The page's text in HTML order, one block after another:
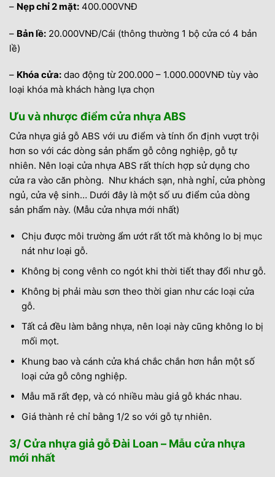
– Nẹp chỉ 2 mặt: 400.000VNĐ
– Bản lề: 20.000VNĐ/Cái (thông thường 1 bộ cửa có 4 bản
lề)
– Khóa cửa: dao động từ 200.000 – 1.000.000VNĐ tùy vào
loại khóa mà khách hàng lựa chọn
Ưu và nhược điểm cửa nhựa ABS
Cửa nhựa giả gỗ ABS với ưu điểm và tính ổn định vượt trội
hơn so với các dòng sản phẩm gỗ công nghiệp, gỗ tự
nhiên. Nên loại cửa nhựa ABS rất thích hợp sử dụng cho
cửa ra vào căn phòng. Như khách sạn, nhà nghỉ, cửa phòng
ngủ, cửa vệ sinh… Dưới đây là một số ưu điểm của dòng
sản phẩm này. (Mẫu cửa nhựa mới nhất)
Chịu được môi trường ẩm ướt rất tốt mà không lo bị mục
nát như loại gỗ.
Không bị cong vênh co ngót khi thời tiết thay đổi như gỗ.
Không bị phải màu sơn theo thời gian như các loại cửa
gỗ.
Tất cả đều làm bằng nhựa, nên loại này cũng không lo bị
mối mọt.
Khung bao và cánh cửa khá chắc chắn hơn hẳn một số
loại cửa gỗ công nghiệp.
Mẫu mã rất đẹp, và có nhiều màu giả gỗ khác nhau.
Giá thành rẻ chỉ bằng 1/2 so với gỗ tự nhiên.
3/ Cửa nhựa giả gỗ Đài Loan – Mẫu cửa nhựa
mới nhất